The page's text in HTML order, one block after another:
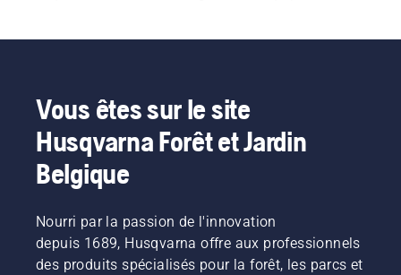
tronçonneuse chaîne. Vous trouverez également
outils supplémentaires tels que des barres
d'abattage, des coins, des crochets pour grumes
et des pince de montage de levage contribuent à
améliorer la commande lors de l'abattage
d'arbres et de la manipulation de bois lourd. Des
forestières et des outils de mesure contribuent à
un travail forestier efficace et organisé.
Vous êtes sur le site
Husqvarna Forêt et Jardin
Belgique
Nourri par la passion de l'innovation
depuis 1689, Husqvarna offre aux professionnels
des produits spécialisés pour la forêt, les parcs et